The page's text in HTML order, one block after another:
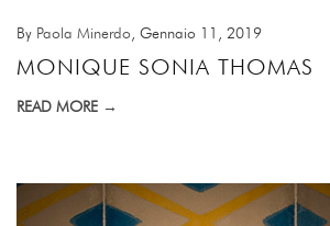
By Paola Minerdo , Gennaio 11, 2019
MONIQUE SONIA THOMAS
READ MORE →